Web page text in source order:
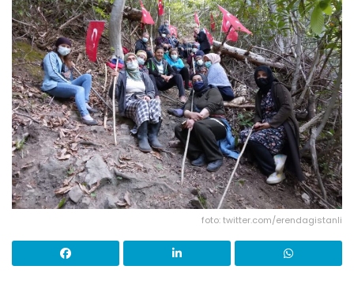
foto: twitter.com/erendagistanli